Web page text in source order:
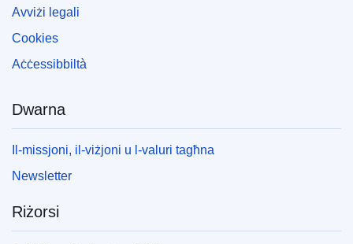
Avviżi legali
Cookies
Aċċessibbiltà
Dwarna
Il-missjoni, il-viżjoni u l-valuri tagħna
Newsletter
Riżorsi